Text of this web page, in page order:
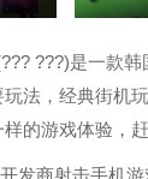
???)是一款
法，经典街机
的游戏体验，
发商射击手机